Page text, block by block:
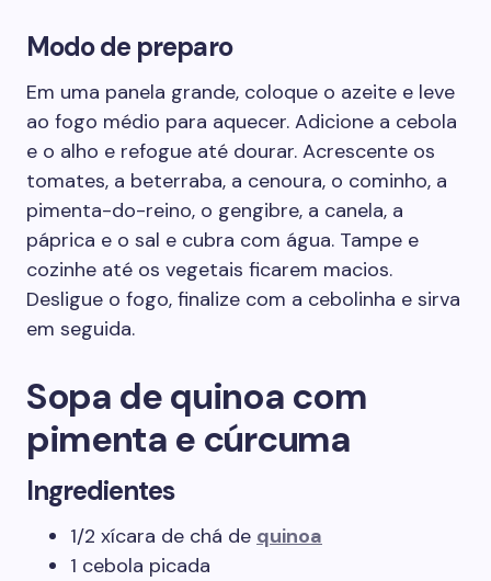
Modo de preparo
Em uma panela grande, coloque o azeite e leve
ao fogo médio para aquecer. Adicione a cebola
e o alho e refogue até dourar. Acrescente os
tomates, a beterraba, a cenoura, o cominho, a
pimenta-do-reino, o gengibre, a canela, a
páprica e o sal e cubra com água. Tampe e
cozinhe até os vegetais ficarem macios.
Desligue o fogo, finalize com a cebolinha e sirva
em seguida.
Sopa de quinoa com
pimenta e cúrcuma
Ingredientes
1/2 xícara de chá de quinoa
1 cebola picada